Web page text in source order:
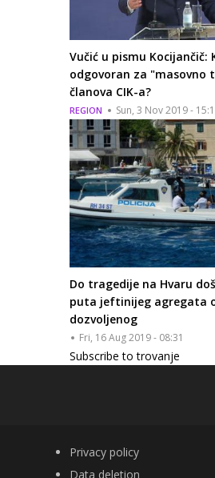
Vučić u pismu Kocijančič:
odgovoran za "masovno
članova CIK-a?
REGION Sun, 3 Nov 2019 -
Do tragedije na Hvaru
puta jeftinijeg agregata
dozvoljenog
Fri, 16 Aug 2019 - 08:31
Subscribe to trovanje
FOOTER
Privacy policy
Data deletion